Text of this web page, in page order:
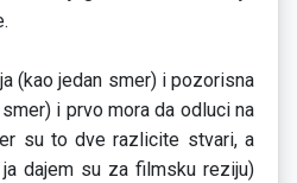
(kao jedan smer) i pozorisna
i prvo mora da odluci na
su to dve razlicite stvari, a
dajem su za filmsku reziju)